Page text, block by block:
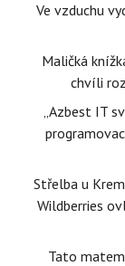
Ve vzduchu
Maličká
chvíli
„Azbest IT
Střelba u
Wildberries
Tato